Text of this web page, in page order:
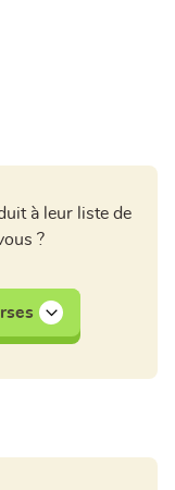
à leur liste de
?